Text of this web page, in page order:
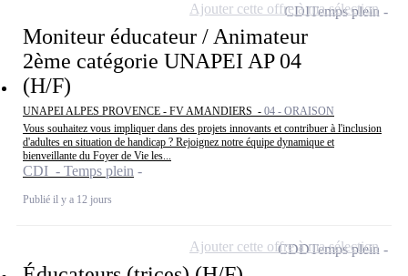
Moniteur éducateur / Animateur
2ème catégorie UNAPEI AP 04
(H/F)
UNAPEI ALPES PROVENCE - FV AMANDIERS - 04 - ORAISON
Vous souhaitez vous impliquer dans des projets innovants et contribuer à l'inclusion
d'adultes en situation de handicap ? Rejoignez notre équipe dynamique et
bienveillante du Foyer de Vie les...
CDI - Temps plein
Publié il y a 12 jours
CDITemps plein
Ajouter cette offre à ma sélection
CDDTemps plein
Ajouter cette offre à ma sélection